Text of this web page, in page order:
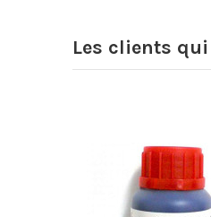
Les clients